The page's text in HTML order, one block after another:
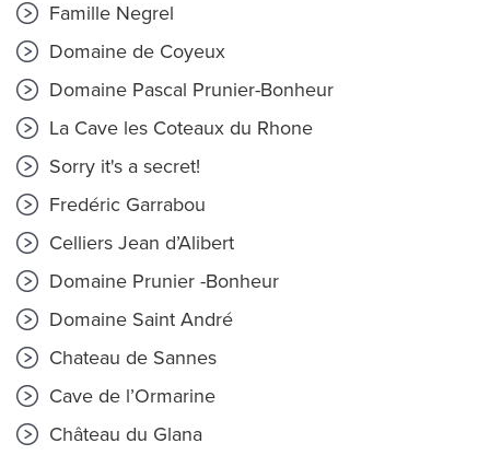
Famille Negrel
Domaine de Coyeux
Domaine Pascal Prunier-Bonheur
La Cave les Coteaux du Rhone
Sorry it's a secret!
Fredéric Garrabou
Celliers Jean d’Alibert
Domaine Prunier -Bonheur
Domaine Saint André
Chateau de Sannes
Cave de l’Ormarine
Château du Glana